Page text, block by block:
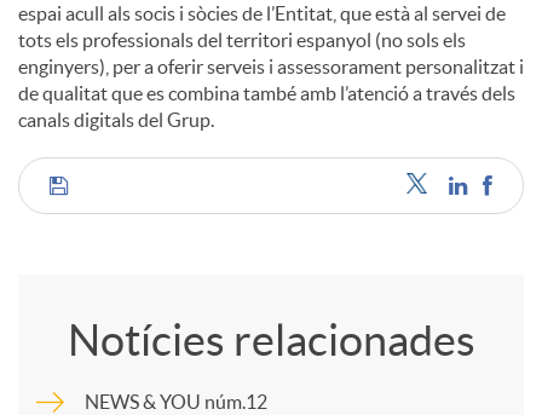
espai acull als socis i sòcies de l’Entitat, que està al servei de
tots els professionals del territori espanyol (no sols els
enginyers), per a oferir serveis i assessorament personalitzat i
de qualitat que es combina també amb l’atenció a través dels
canals digitals del Grup.
C
m
Notícies relacionades
NEWS & YOU núm.12